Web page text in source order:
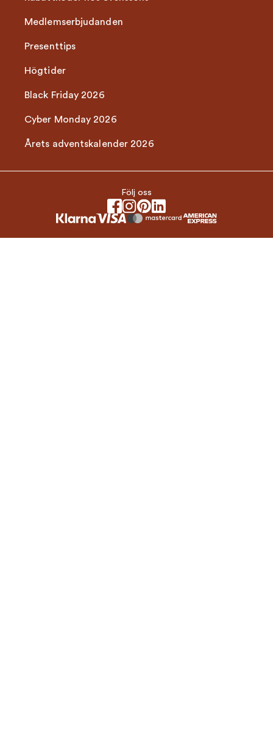
Medlemserbjudanden
Presenttips
Högtider
Black Friday 2026
Cyber Monday 2026
Årets adventskalender 2026
Följ oss